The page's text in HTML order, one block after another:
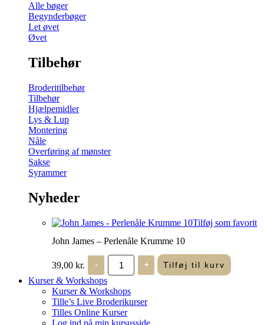
Alle bøger
Begynderbøger
Let øvet
Øvet
Tilbehør
Broderitilbehør
Tilbehør
Hjælpemidler
Lys & Lup
Montering
Nåle
Overføring af mønster
Sakse
Syrammer
Nyheder
Tilføj som favorit
John James – Perlenåle Krumme 10
39,00 kr. -
John
James
-
Perlenåle
Krumme
10
antal
+ Tilføj til kurv
Kurser & Workshops
Kurser & Workshops
Tille’s Live Broderikurser
Tilles Online Kurser
Log ind på min kursusside